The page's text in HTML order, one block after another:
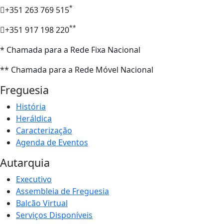
+351 263 769 515*
+351 917 198 220**
* Chamada para a Rede Fixa Nacional
** Chamada para a Rede Móvel Nacional
Freguesia
História
Heráldica
Caracterização
Agenda de Eventos
Autarquia
Executivo
Assembleia de Freguesia
Balcão Virtual
Serviços Disponíveis